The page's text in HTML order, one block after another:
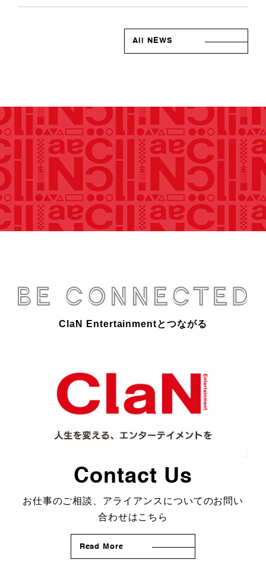
All NEWS
ClaN Entertainmentとつながる
Contact Us
お仕事のご相談、アライアンスについてのお問い
合わせはこちら
Read More